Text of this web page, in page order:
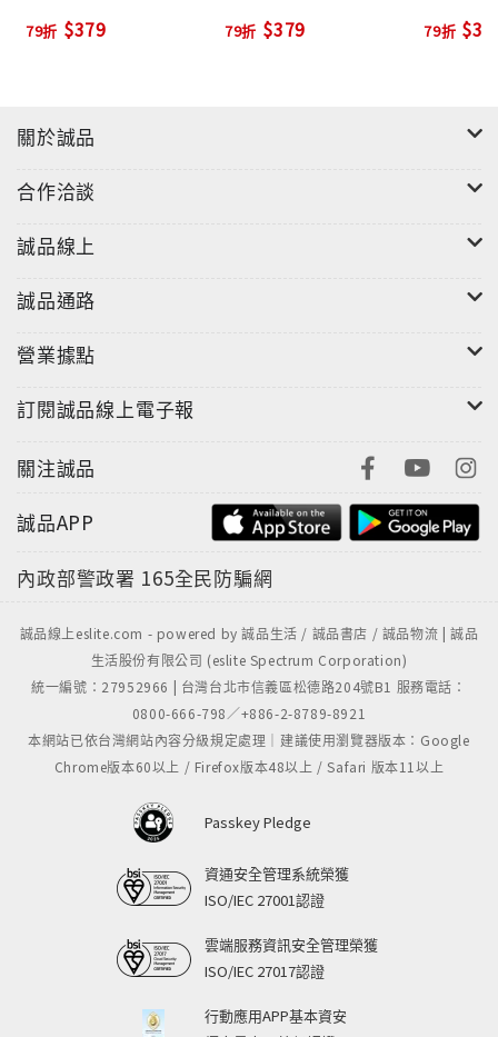
79折 $379 79折 $379 79折
關於誠品
合作洽談
誠品線上
誠品通路
營業據點
訂閱誠品線上電子報
關注誠品
誠品APP
內政部警政署 165全民防騙網
誠品線上eslite.com - powered by 誠品生活 / 誠品書店 / 誠品物流 | 誠品
生活股份有限公司 (eslite Spectrum Corporation)
統一編號：27952966 | 台灣台北市信義區松德路204號B1 服務電話：
0800-666-798／+886-2-8789-8921
本網站已依台灣網站內容分級規定處理｜建議使用瀏覽器版本：Google
Chrome版本60以上 / Firefox版本48以上 / Safari 版本11以上
Passkey Pledge
資通安全管理系統榮獲
ISO/IEC 27001認證
雲端服務資訊安全管理榮獲
ISO/IEC 27017認證
行動應用APP基本資安